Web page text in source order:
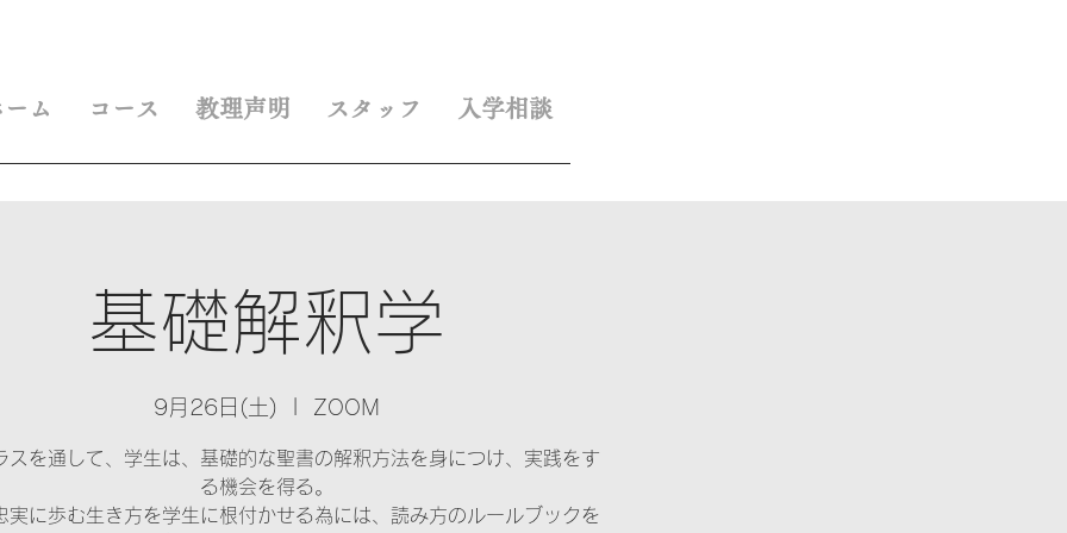
ーム コース 教理声明 スタッフ 入学相談
基礎解釈学
9月26日(土) ZOOM
スを通して、学生は、基礎的な聖書の解釈方法を身につけ、実践をす
る機会を得る。
実に歩む生き方を学生に根付かせる為には、読み方のルールブックを